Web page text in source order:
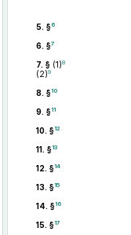
5. §6
6. §7
7. §(1)8
(2)9
8. §10
9. §11
10. §12
11. §13
12. §14
13. §15
14. §16
15. §17